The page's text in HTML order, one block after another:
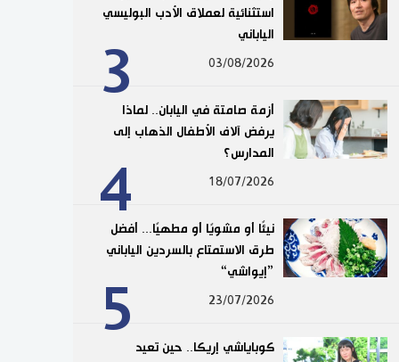
3
استثنائية لعملاق الأدب البوليسي
الياباني
03/08/2026
4
أزمة صامتة في اليابان.. لماذا
يرفض آلاف الأطفال الذهاب إلى
المدارس؟
18/07/2026
5
نيئًا أو مشويًا أو مطهيًا... أفضل
طرق الاستمتاع بالسردين الياباني
”إيواشي“
23/07/2026
كوباياشي إريكا.. حين تعيد